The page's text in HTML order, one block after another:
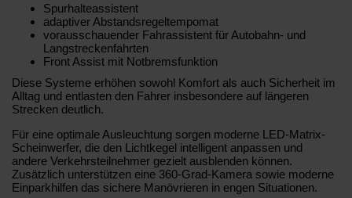
Spurhalteassistent
adaptiver Abstandsregeltempomat
vorausschauender Fahrassistent für Autobahn- und
Langstreckenfahrten
Front Assist mit Notbremsfunktion
Diese Systeme erhöhen sowohl Komfort als auch Sicherheit im
Alltag und entlasten den Fahrer insbesondere auf längeren
Strecken deutlich.
Für eine optimale Ausleuchtung sorgen moderne LED-Matrix-
Scheinwerfer, die den Lichtkegel intelligent anpassen und
andere Verkehrsteilnehmer gezielt ausblenden können.
Zusätzlich unterstützen eine 360-Grad-Kamera sowie moderne
Einparkhilfen das sichere Manövrieren in engen Situationen.